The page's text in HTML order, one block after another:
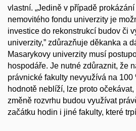
vlastní. „Jedině v případě
nemovitého fondu univerzity je
investice do rekonstrukcí budov či
univerzity,” zdůrazňuje děkanka a
Masarykovy univerzity musí
hospodáře. Je nutné zdůraznit, že
právnické fakulty nevyužívá na 100
hodnotě neblíží, lze proto
změně rozvrhu budou využívat
začátku hodin i jiné fakulty, které